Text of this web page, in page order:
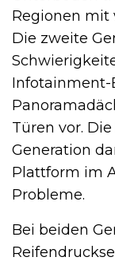
Regionen mit
Die zweite
Infotainment-
Türen vor.
Generation
Plattform im
Probleme.
Bei beiden